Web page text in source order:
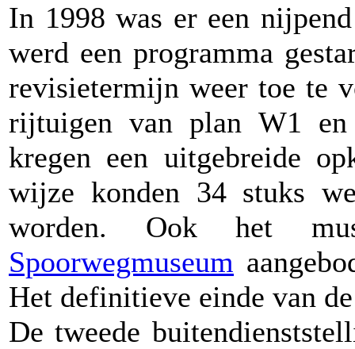
In 1998 was er een
werd een programma
revisietermijn weer toe te
rijtuigen van plan W1
kregen een uitgebreide
wijze konden 34 stuks
worden. Ook het
Spoorwegmuseum
Het definitieve einde van
De tweede